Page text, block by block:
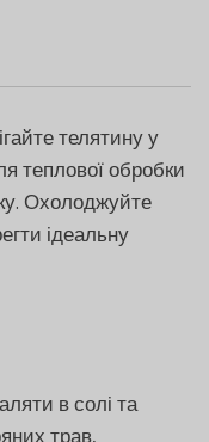
телятину у
теплової обробки
Охолоджуйте
ідеальну
в солі та